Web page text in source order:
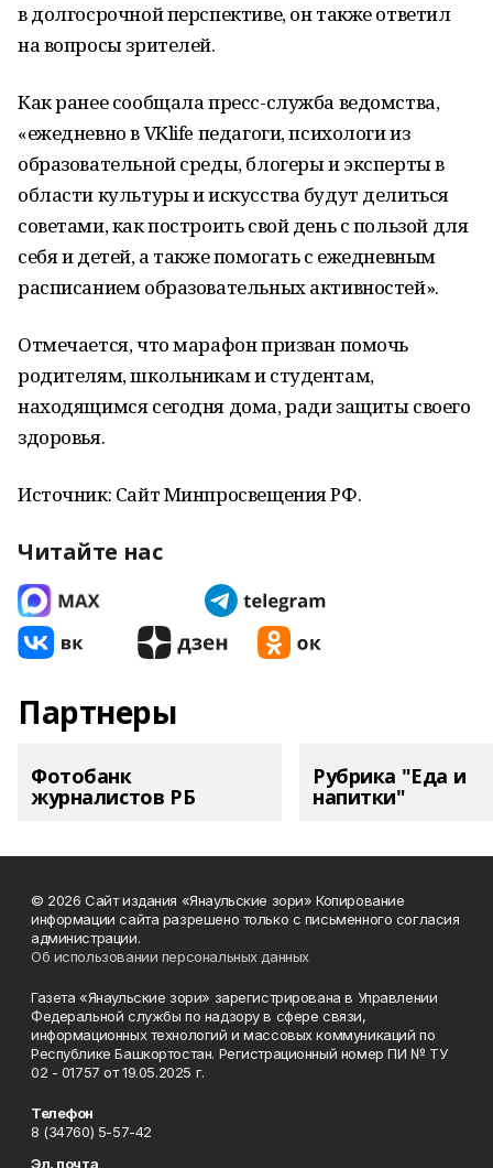
в долгосрочной перспективе, он также ответил
на вопросы зрителей.
Как ранее сообщала пресс-служба ведомства,
«ежедневно в VKlife педагоги, психологи из
образовательной среды, блогеры и эксперты в
области культуры и искусства будут делиться
советами, как построить свой день с пользой для
себя и детей, а также помогать с ежедневным
расписанием образовательных активностей».
Отмечается, что марафон призван помочь
родителям, школьникам и студентам,
находящимся сегодня дома, ради защиты своего
здоровья.
Источник: Сайт Минпросвещения РФ.
Читайте нас
Партнеры
Фотобанк
журналистов РБ
Рубрика "Еда и
напитки"
© 2026 Сайт издания «Янаульские зори» Копирование
информации сайта разрешено только с письменного согласия
администрации.
Об использовании персональных данных
Газета «Янаульские зори» зарегистрирована в Управлении
Федеральной службы по надзору в сфере связи,
информационных технологий и массовых коммуникаций по
Республике Башкортостан. Регистрационный номер ПИ № ТУ
02 - 01757 от 19.05.2025 г.
Телефон
8 (34760) 5-57-42
Эл. почта